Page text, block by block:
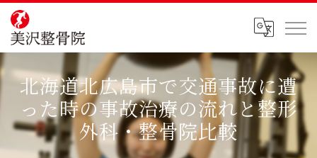
北海道北広島市で交通事故に遭
った時の事故治療の流れと整形
外科・整骨院比較